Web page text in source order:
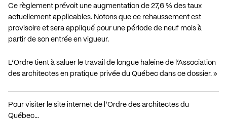
Ce règlement prévoit une augmentation de 27,6 % des taux
actuellement applicables. Notons que ce rehaussement est
provisoire et sera appliqué pour une période de neuf mois à
partir de son entrée en vigueur.
L’Ordre tient à saluer le travail de longue haleine de l’Association
des architectes en pratique privée du Québec dans ce dossier. »
Pour visiter le site internet de l’Ordre des architectes du
Québec…